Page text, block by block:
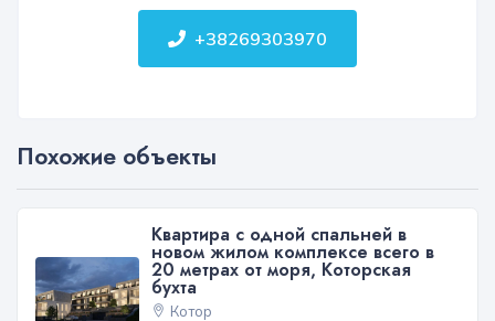
+38269303970
Похожие объекты
Квартира с одной спальней в
новом жилом комплексе всего в
20 метрах от моря, Которская
бухта
Котор